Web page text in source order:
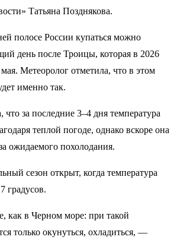
Татьяна Позднякова.
полосе России купаться можно
день после Троицы, которая в 2026
Метеоролог отметила, что в этом
именно так.
за последние 3–4 дня температура
теплой погоде, однако вскоре она
ожидаемого похолодания.
сезон открыт, когда температура
градусов.
как в Черном море: при такой
только окунуться, охладиться, —